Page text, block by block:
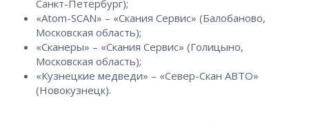
Санкт-Петербург);
«Atom-SCAN» – «Скания Сервис» (Балобаново,
Московская область);
«Сканеры» – «Скания Сервис» (Голицыно,
Московская область);
«Кузнецкие медведи» – «Север-Скан АВТО»
(Новокузнецк).